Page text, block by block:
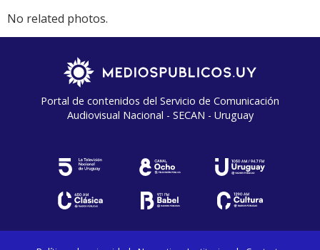
No related photos.
Portal de contenidos del Servicio de Comunicación
Audiovisual Nacional - SECAN - Uruguay